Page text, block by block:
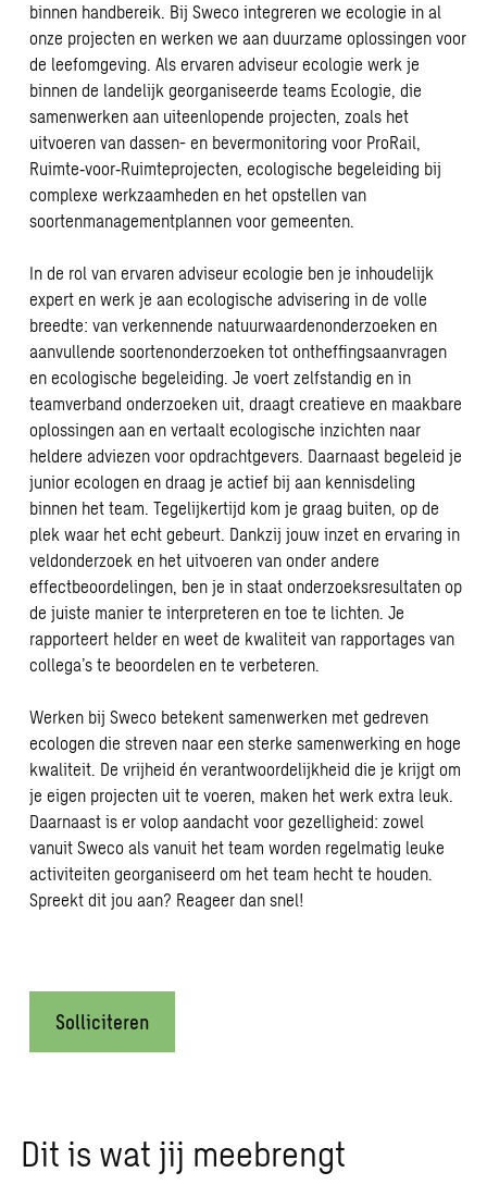
binnen handbereik. Bij Sweco integreren we ecologie in al
onze projecten en werken we aan duurzame oplossingen voor
de leefomgeving. Als ervaren adviseur ecologie werk je
binnen de landelijk georganiseerde teams Ecologie, die
samenwerken aan uiteenlopende projecten, zoals het
uitvoeren van dassen- en bevermonitoring voor ProRail,
Ruimte‑voor‑Ruimteprojecten, ecologische begeleiding bij
complexe werkzaamheden en het opstellen van
soortenmanagementplannen voor gemeenten.
In de rol van ervaren adviseur ecologie ben je inhoudelijk
expert en werk je aan ecologische advisering in de volle
breedte: van verkennende natuurwaardenonderzoeken en
aanvullende soortenonderzoeken tot ontheffingsaanvragen
en ecologische begeleiding. Je voert zelfstandig en in
teamverband onderzoeken uit, draagt creatieve en maakbare
oplossingen aan en vertaalt ecologische inzichten naar
heldere adviezen voor opdrachtgevers. Daarnaast begeleid je
junior ecologen en draag je actief bij aan kennisdeling
binnen het team. Tegelijkertijd kom je graag buiten, op de
plek waar het echt gebeurt. Dankzij jouw inzet en ervaring in
veldonderzoek en het uitvoeren van onder andere
effectbeoordelingen, ben je in staat onderzoeksresultaten op
de juiste manier te interpreteren en toe te lichten. Je
rapporteert helder en weet de kwaliteit van rapportages van
collega’s te beoordelen en te verbeteren.
Werken bij Sweco betekent samenwerken met gedreven
ecologen die streven naar een sterke samenwerking en hoge
kwaliteit. De vrijheid én verantwoordelijkheid die je krijgt om
je eigen projecten uit te voeren, maken het werk extra leuk.
Daarnaast is er volop aandacht voor gezelligheid: zowel
vanuit Sweco als vanuit het team worden regelmatig leuke
activiteiten georganiseerd om het team hecht te houden.
Spreekt dit jou aan? Reageer dan snel!
Solliciteren
Dit is wat jij meebrengt